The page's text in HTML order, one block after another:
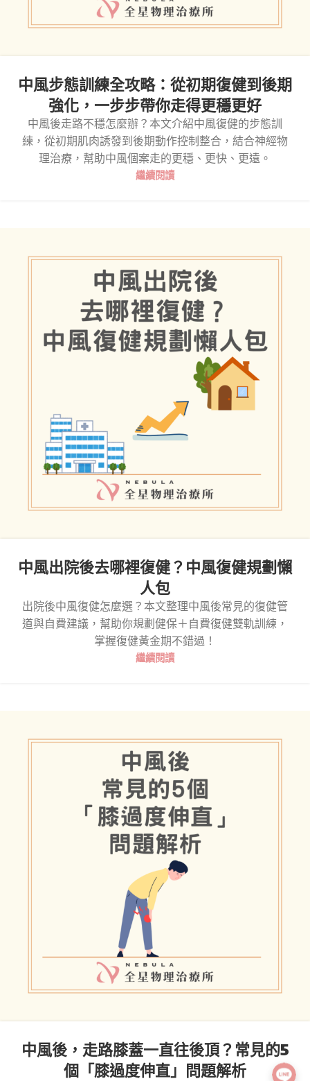
中風步態訓練全攻略：從初期復健到後期
強化，一步步帶你走得更穩更好
中風後走路不穩怎麼辦？本文介紹中風復健的步態訓
練，從初期肌肉誘發到後期動作控制整合，結合神經物
理治療，幫助中風個案走的更穩、更快、更遠。
繼續閱讀
中風出院後去哪裡復健？中風復健規劃懶
人包
出院後中風復健怎麼選？本文整理中風後常見的復健管
道與自費建議，幫助你規劃健保＋自費復健雙軌訓練，
掌握復健黃金期不錯過！
繼續閱讀
中風後，走路膝蓋一直往後頂？常見的5
個「膝過度伸直」問題解析